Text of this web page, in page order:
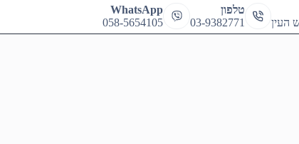
טלפון
03-9382771
WhatsApp
058-5654105